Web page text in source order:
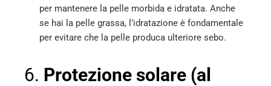
per mantenere la pelle morbida e idratata. Anche
se hai la pelle grassa, l’idratazione è fondamentale
per evitare che la pelle produca ulteriore sebo.
6. Protezione solare (al